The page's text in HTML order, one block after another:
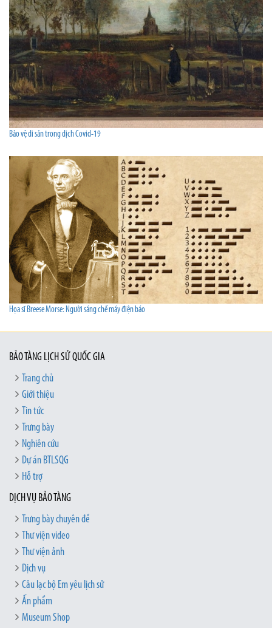
Bảo vệ di sản trong dịch Covid-19
Họa sĩ Breese Morse: Người sáng chế máy điện báo
BẢO TÀNG LỊCH SỬ QUỐC GIA
Trang chủ
Giới thiệu
Tin tức
Trưng bày
Nghiên cứu
Dự án BTLSQG
Hỗ trợ
DỊCH VỤ BẢO TÀNG
Trưng bày chuyên đề
Thư viện video
Thư viện ảnh
Dịch vụ
Câu lạc bộ Em yêu lịch sử
Ấn phẩm
Museum Shop